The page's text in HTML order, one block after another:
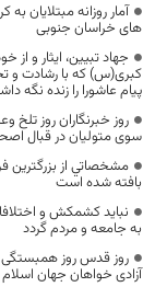
آمار روزانه مبتلایان
های خراسان جنوبی
جهاد تبیین، ایثار و
کبری(س) که با رشادت و
پیام عاشورا را زنده نگه
روز خبرنگاران روز
سوی متولیان در قبال
مشخصاتي از بزرگترين
بافته شده است
نباید کشمکش و
به جامعه و مردم گردد
روز قدس روز
آزادی خواهان جهان